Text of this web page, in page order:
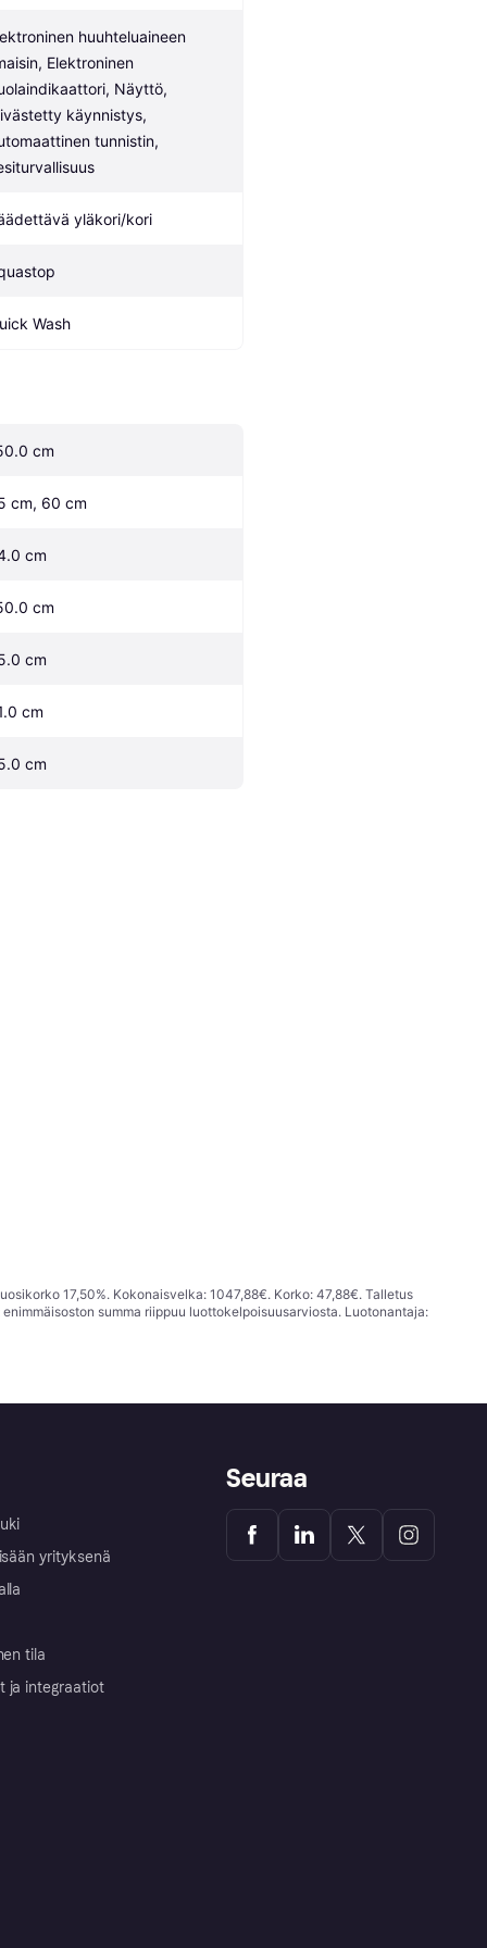
huuhteluaineen
Elektroninen
Näyttö,
käynnistys,
tunnistin,
yläkori/kori
Wash
cm
cm, 60 cm
cm
cm
cm
cm
cm
17,50%. Kokonaisvelka: 1047,88€. Korko: 47,88€. Talletus
summa riippuu luottokelpoisuusarviosta. Luotonantaja:
yrityksenä
tila
ja integraatiot
Seuraa